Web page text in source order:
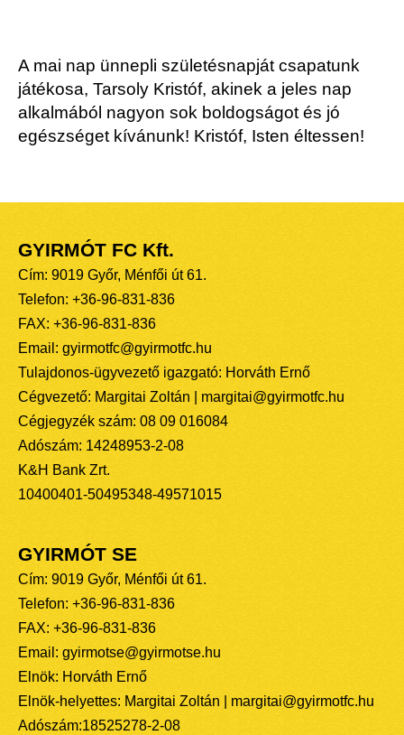
A mai nap ünnepli születésnapját csapatunk
játékosa, Tarsoly Kristóf, akinek a jeles nap
alkalmából nagyon sok boldogságot és jó
egészséget kívánunk! Kristóf, Isten éltessen!
GYIRMÓT FC Kft.
Cím: 9019 Győr, Ménfői út 61.
Telefon: +36-96-831-836
FAX: +36-96-831-836
Email: gyirmotfc@gyirmotfc.hu
Tulajdonos-ügyvezető igazgató: Horváth Ernő
Cégvezető: Margitai Zoltán | margitai@gyirmotfc.hu
Cégjegyzék szám: 08 09 016084
Adószám: 14248953-2-08
K&H Bank Zrt.
10400401-50495348-49571015
GYIRMÓT SE
Cím: 9019 Győr, Ménfői út 61.
Telefon: +36-96-831-836
FAX: +36-96-831-836
Email: gyirmotse@gyirmotse.hu
Elnök: Horváth Ernő
Elnök-helyettes: Margitai Zoltán | margitai@gyirmotfc.hu
Adószám:18525278-2-08